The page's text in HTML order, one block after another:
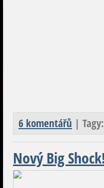
6 komentářů | Tagy:
Nový Big